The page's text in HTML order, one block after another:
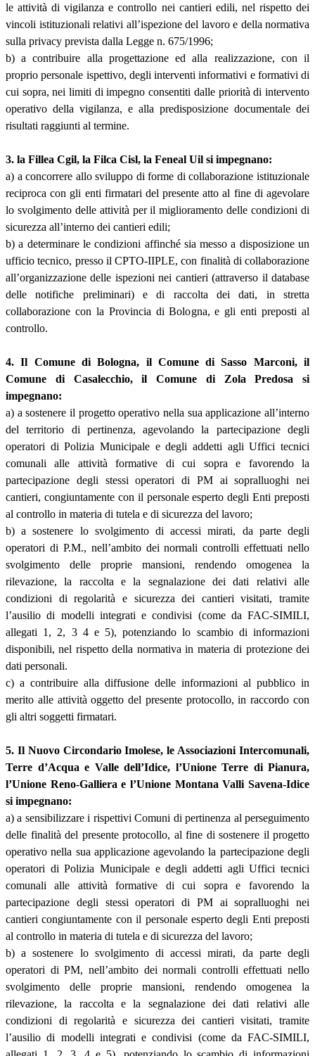
le attività di vigilanza e controllo nei cantieri edili, nel rispetto dei
vincoli istituzionali relativi all’ispezione del lavoro e della normativa
sulla privacy prevista dalla Legge n. 675/1996;
b) a contribuire alla progettazione ed alla realizzazione, con il
proprio personale ispettivo, degli interventi informativi e formativi di
cui sopra, nei limiti di impegno consentiti dalle priorità di intervento
operativo della vigilanza, e alla predisposizione documentale dei
risultati raggiunti al termine.
3. la Fillea Cgil, la Filca Cisl, la Feneal Uil si impegnano:
a) a concorrere allo sviluppo di forme di collaborazione istituzionale
reciproca con gli enti firmatari del presente atto al fine di agevolare
lo svolgimento delle attività per il miglioramento delle condizioni di
sicurezza all’interno dei cantieri edili;
b) a determinare le condizioni affinché sia messo a disposizione un
ufficio tecnico, presso il CPTO-IIPLE, con finalità di collaborazione
all’organizzazione delle ispezioni nei cantieri (attraverso il database
delle notifiche preliminari) e di raccolta dei dati, in stretta
collaborazione con la Provincia di Bologna, e gli enti preposti al
controllo.
4. Il Comune di Bologna, il Comune di Sasso Marconi, il
Comune di Casalecchio, il Comune di Zola Predosa si
impegnano:
a) a sostenere il progetto operativo nella sua applicazione all’interno
del territorio di pertinenza, agevolando la partecipazione degli
operatori di Polizia Municipale e degli addetti agli Uffici tecnici
comunali alle attività formative di cui sopra e favorendo la
partecipazione degli stessi operatori di PM ai sopralluoghi nei
cantieri, congiuntamente con il personale esperto degli Enti preposti
al controllo in materia di tutela e di sicurezza del lavoro;
b) a sostenere lo svolgimento di accessi mirati, da parte degli
operatori di P.M., nell’ambito dei normali controlli effettuati nello
svolgimento delle proprie mansioni, rendendo omogenea la
rilevazione, la raccolta e la segnalazione dei dati relativi alle
condizioni di regolarità e sicurezza dei cantieri visitati, tramite
l’ausilio di modelli integrati e condivisi (come da FAC-SIMILI,
allegati 1, 2, 3 4 e 5), potenziando lo scambio di informazioni
disponibili, nel rispetto della normativa in materia di protezione dei
dati personali.
c) a contribuire alla diffusione delle informazioni al pubblico in
merito alle attività oggetto del presente protocollo, in raccordo con
gli altri soggetti firmatari.
5. Il Nuovo Circondario Imolese, le Associazioni Intercomunali,
Terre d’Acqua e Valle dell’Idice, l’Unione Terre di Pianura,
l’Unione Reno-Galliera e l’Unione Montana Valli Savena-Idice
si impegnano:
a) a sensibilizzare i rispettivi Comuni di pertinenza al perseguimento
delle finalità del presente protocollo, al fine di sostenere il progetto
operativo nella sua applicazione agevolando la partecipazione degli
operatori di Polizia Municipale e degli addetti agli Uffici tecnici
comunali alle attività formative di cui sopra e favorendo la
partecipazione degli stessi operatori di PM ai sopralluoghi nei
cantieri congiuntamente con il personale esperto degli Enti preposti
al controllo in materia di tutela e di sicurezza del lavoro;
b) a sostenere lo svolgimento di accessi mirati, da parte degli
operatori di PM, nell’ambito dei normali controlli effettuati nello
svolgimento delle proprie mansioni, rendendo omogenea la
rilevazione, la raccolta e la segnalazione dei dati relativi alle
condizioni di regolarità e sicurezza dei cantieri visitati, tramite
l’ausilio di modelli integrati e condivisi (come da FAC-SIMILI,